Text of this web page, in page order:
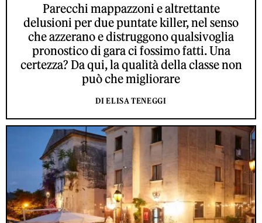
Parecchi mappazzoni e altrettante
delusioni per due puntate killer, nel senso
che azzerano e distruggono qualsivoglia
pronostico di gara ci fossimo fatti. Una
certezza? Da qui, la qualità della classe non
può che migliorare
DI ELISA TENEGGI